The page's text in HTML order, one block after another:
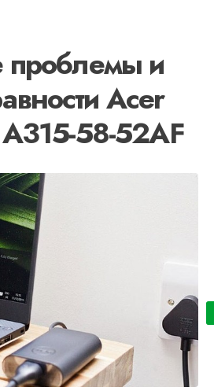
проблемы и
Acer
58-52AF